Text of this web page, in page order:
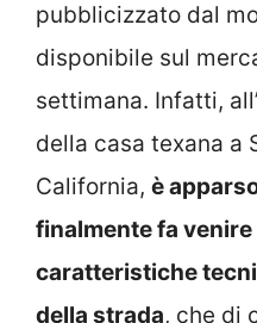
pubblicizzato dal
disponibile sul
settimana. Infatti,
della casa texana a
California, è
finalmente fa venire
caratteristiche
della strada, che di